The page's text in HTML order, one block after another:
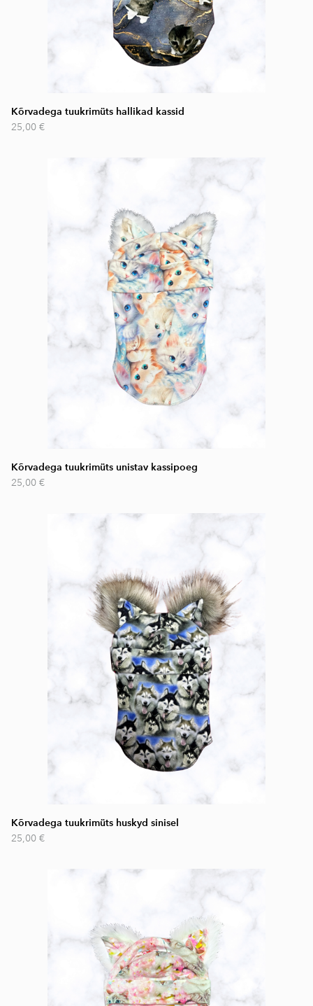
Kõrvadega tuukrimüts hallikad kassid
25,00 €
Kõrvadega tuukrimüts unistav kassipoeg
25,00 €
Kõrvadega tuukrimüts huskyd sinisel
25,00 €